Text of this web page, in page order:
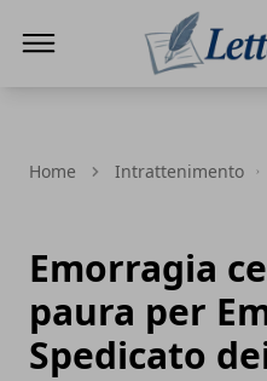
Home Intrattenimento
Emorragia
paura per
Spedicato